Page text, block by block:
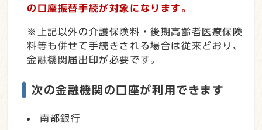
の口座振替手続が対象になります。
※上記以外の介護保険料・後期高齢者医療保険
料等も併せて手続きされる場合は従来どおり、
金融機関届出印が必要です。
次の金融機関の口座が利用できます
南都銀行